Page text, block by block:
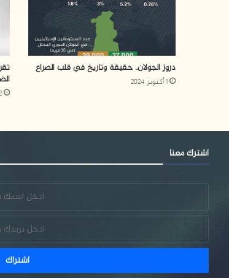
دروز الجولان.. حقيقة وتاريخ في قلب الصراع
1 أكتوبر، 2024
2
اشترك معنا